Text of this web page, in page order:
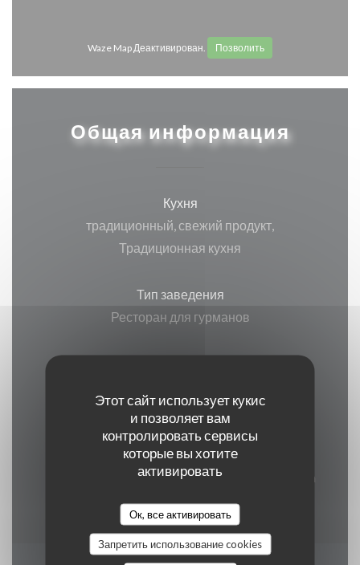
Этот сайт использует кукис
и позволяет вам
контролировать сервисы
которые вы хотите
активировать
Ок, все активировать
Запретить использование cookies
Waze Map Деактивирован. Позволить
Общая информация
Кухня
традиционный, свежий продукт,
Традиционная кухня
Тип заведения
Ресторан для гурманов
инвалидов
Способы оплаты
Union Pay, Денежные средства, виза, American
Express